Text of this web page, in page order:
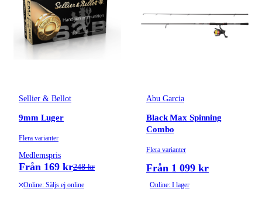
Sellier & Bellot
9mm Luger
Flera varianter
Medlemspris
Från 169 kr248 kr
Online: Säljs ej online
Abu Garcia
Black Max Spinning
Combo
Flera varianter
Från 1 099 kr
Online: I lager